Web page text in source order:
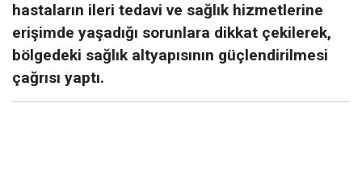
hastaların ileri tedavi ve sağlık hizmetlerine
erişimde yaşadığı sorunlara dikkat çekilerek,
bölgedeki sağlık altyapısının güçlendirilmesi
çağrısı yaptı.